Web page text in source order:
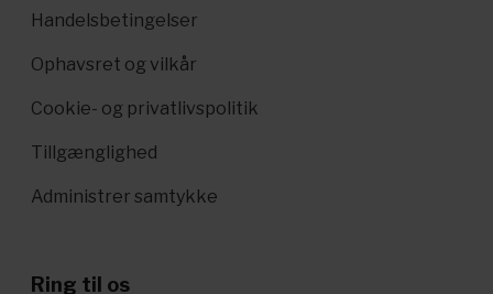
Handelsbetingelser
Ophavsret og vilkår
Cookie- og privatlivspolitik
Tillgænglighed
Administrer samtykke
Ring til os